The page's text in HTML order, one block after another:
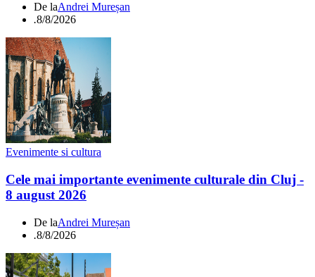
De laAndrei Mureșan
.8/8/2026
Evenimente si cultura
Cele mai importante evenimente culturale din Cluj -
8 august 2026
De laAndrei Mureșan
.8/8/2026